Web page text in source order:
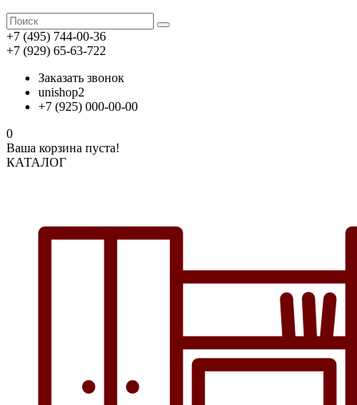
+7 (495) 744-00-36
+7 (929) 65-63-722
Заказать звонок
unishop2
+7 (925) 000-00-00
0
Ваша корзина пуста!
КАТАЛОГ